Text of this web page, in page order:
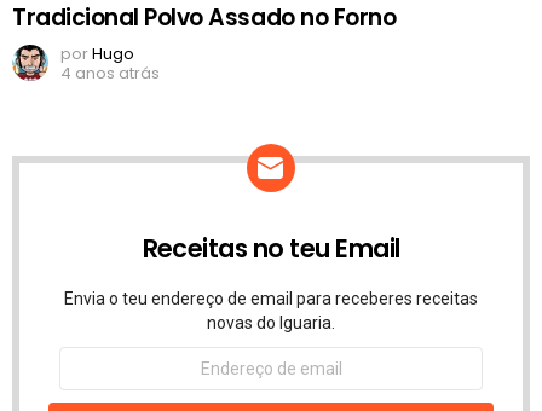
Tradicional Polvo Assado no Forno
porHugo
4 anos atrás
Receitas no teu Email
Envia o teu endereço de email para receberes receitas
novas do Iguaria.
Endereço
email